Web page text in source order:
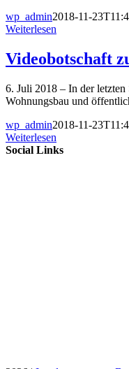
wp_admin2018-11-
Weiterlesen
Videobotschaft
6. Juli 2018 – In der
Wohnungsbau und
wp_admin2018-11-
Weiterlesen
Social Links